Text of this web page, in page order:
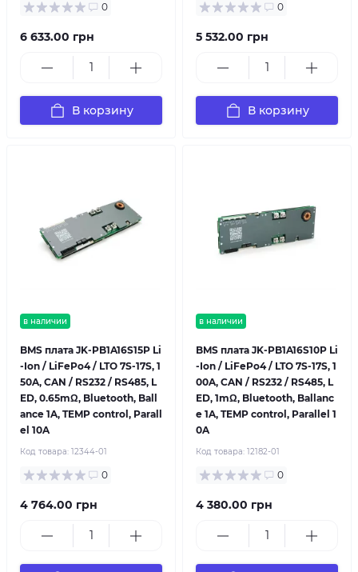
0
6 633.00 грн
В корзину
0
5 532.00 грн
В корзину
в наличии
BMS плата JK-PB1A16S15P Li
-Ion / LiFePo4 / LTO 7S-17S, 1
50A, CAN / RS232 / RS485, L
ED, 0.65mΩ, Bluetooth, Ball
ance 1A, TEMP control, Parall
el 10A
Код товара: 12344-01
0
4 764.00 грн
в наличии
BMS плата JK-PB1A16S10P Li
-Ion / LiFePo4 / LTO 7S-17S, 1
00A, CAN / RS232 / RS485, L
ED, 1mΩ, Bluetooth, Ballanc
e 1A, TEMP control, Parallel 1
0A
Код товара: 12182-01
0
4 380.00 грн